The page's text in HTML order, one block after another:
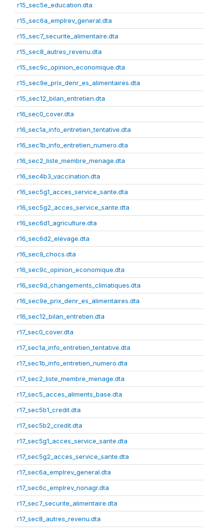
r15_sec5e_education.dta
r15_sec6a_emplrev_general.dta
r15_sec7_securite_alimentaire.dta
r15_sec8_autres_revenu.dta
r15_sec9c_opinion_economique.dta
r15_sec9e_prix_denr_es_alimentaires.dta
r15_sec12_bilan_entretien.dta
r16_sec0_cover.dta
r16_sec1a_info_entretien_tentative.dta
r16_sec1b_info_entretien_numero.dta
r16_sec2_liste_membre_menage.dta
r16_sec4b3_vaccination.dta
r16_sec5g1_acces_service_sante.dta
r16_sec5g2_acces_service_sante.dta
r16_sec6d1_agriculture.dta
r16_sec6d2_elevage.dta
r16_sec9_chocs.dta
r16_sec9c_opinion_economique.dta
r16_sec9d_changements_climatiques.dta
r16_sec9e_prix_denr_es_alimentaires.dta
r16_sec12_bilan_entretien.dta
r17_sec0_cover.dta
r17_sec1a_info_entretien_tentative.dta
r17_sec1b_info_entretien_numero.dta
r17_sec2_liste_membre_menage.dta
r17_sec5_acces_aliments_base.dta
r17_sec5b1_credit.dta
r17_sec5b2_credit.dta
r17_sec5g1_acces_service_sante.dta
r17_sec5g2_acces_service_sante.dta
r17_sec6a_emplrev_general.dta
r17_sec6c_emplrev_nonagr.dta
r17_sec7_securite_alimentaire.dta
r17_sec8_autres_revenu.dta